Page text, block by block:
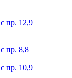
12,9
8,8
10,9